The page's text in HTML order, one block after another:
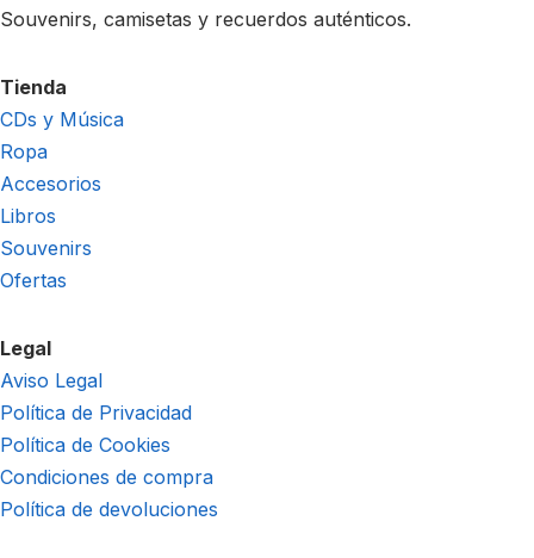
Souvenirs, camisetas y recuerdos auténticos.
Tienda
CDs y Música
Ropa
Accesorios
Libros
Souvenirs
Ofertas
Legal
Aviso Legal
Política de Privacidad
Política de Cookies
Condiciones de compra
Política de devoluciones